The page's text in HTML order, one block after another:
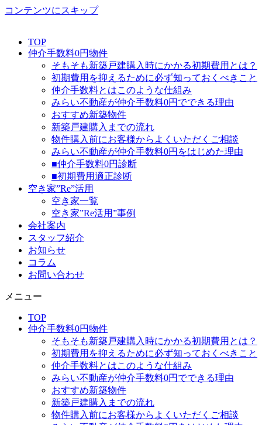
コンテンツにスキップ
TOP
仲介手数料0円物件
そもそも新築戸建購入時にかかる初期費用とは？
初期費用を抑えるために必ず知っておくべきこと
仲介手数料とはこのような仕組み
みらい不動産が仲介手数料0円でできる理由
おすすめ新築物件
新築戸建購入までの流れ
物件購入前にお客様からよくいただくご相談
みらい不動産が仲介手数料0円をはじめた理由
■仲介手数料0円診断
■初期費用適正診断
空き家”Re”活用
空き家一覧
空き家”Re活用”事例
会社案内
スタッフ紹介
お知らせ
コラム
お問い合わせ
メニュー
TOP
仲介手数料0円物件
そもそも新築戸建購入時にかかる初期費用とは？
初期費用を抑えるために必ず知っておくべきこと
仲介手数料とはこのような仕組み
みらい不動産が仲介手数料0円でできる理由
おすすめ新築物件
新築戸建購入までの流れ
物件購入前にお客様からよくいただくご相談